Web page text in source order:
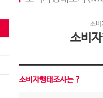
소비
소비
소비자행태조사는 ?